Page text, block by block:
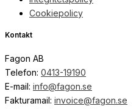
Cookiepolicy
Kontakt
Fagon AB
Telefon: 0413-19190
E-mail: info@fagon.se
Fakturamail: invoice@fagon.se